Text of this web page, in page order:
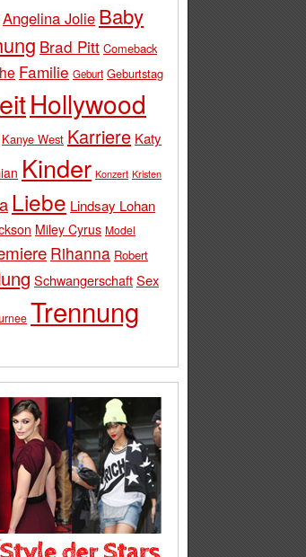
Angelina Jolie Baby
Brad Pitt Comeback
Familie Geburt Geburtstag
Hollywood
Kanye West Karriere Katy
Kinder Konzert Kristen
Liebe Lindsay Lohan
Miley Cyrus Model
Rihanna Robert
SchwangerschaftSex
Trennung